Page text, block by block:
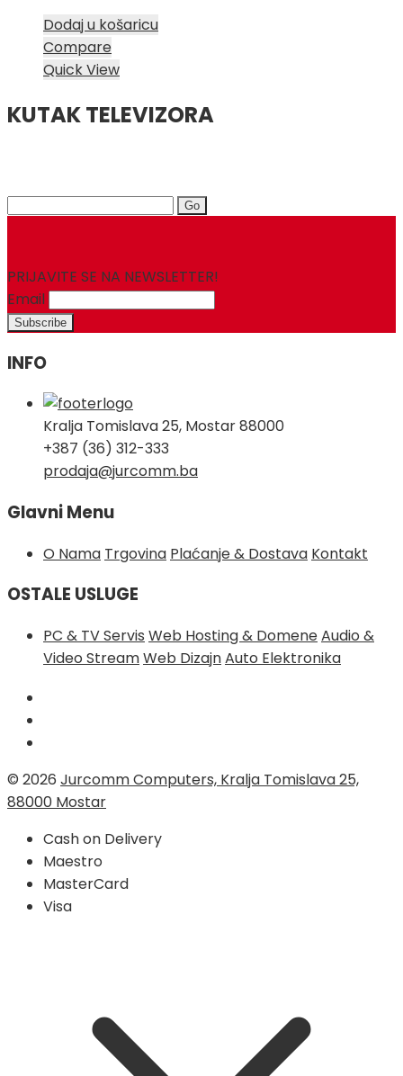
Dodaj u košaricu
Compare
Quick View
KUTAK TELEVIZORA
Search
PRIJAVITE SE NA NEWSLETTER!
Email
INFO
Kralja Tomislava 25, Mostar 88000
+387 (36) 312-333
prodaja@jurcomm.ba
Glavni Menu
O Nama Trgovina Plaćanje & Dostava Kontakt
OSTALE USLUGE
PC & TV Servis Web Hosting & DomeneAudio &
Video StreamWeb DizajnAuto Elektronika
© 2026 Jurcomm Computers, Kralja Tomislava 25,
88000 Mostar
Cash on Delivery
Maestro
MasterCard
Visa